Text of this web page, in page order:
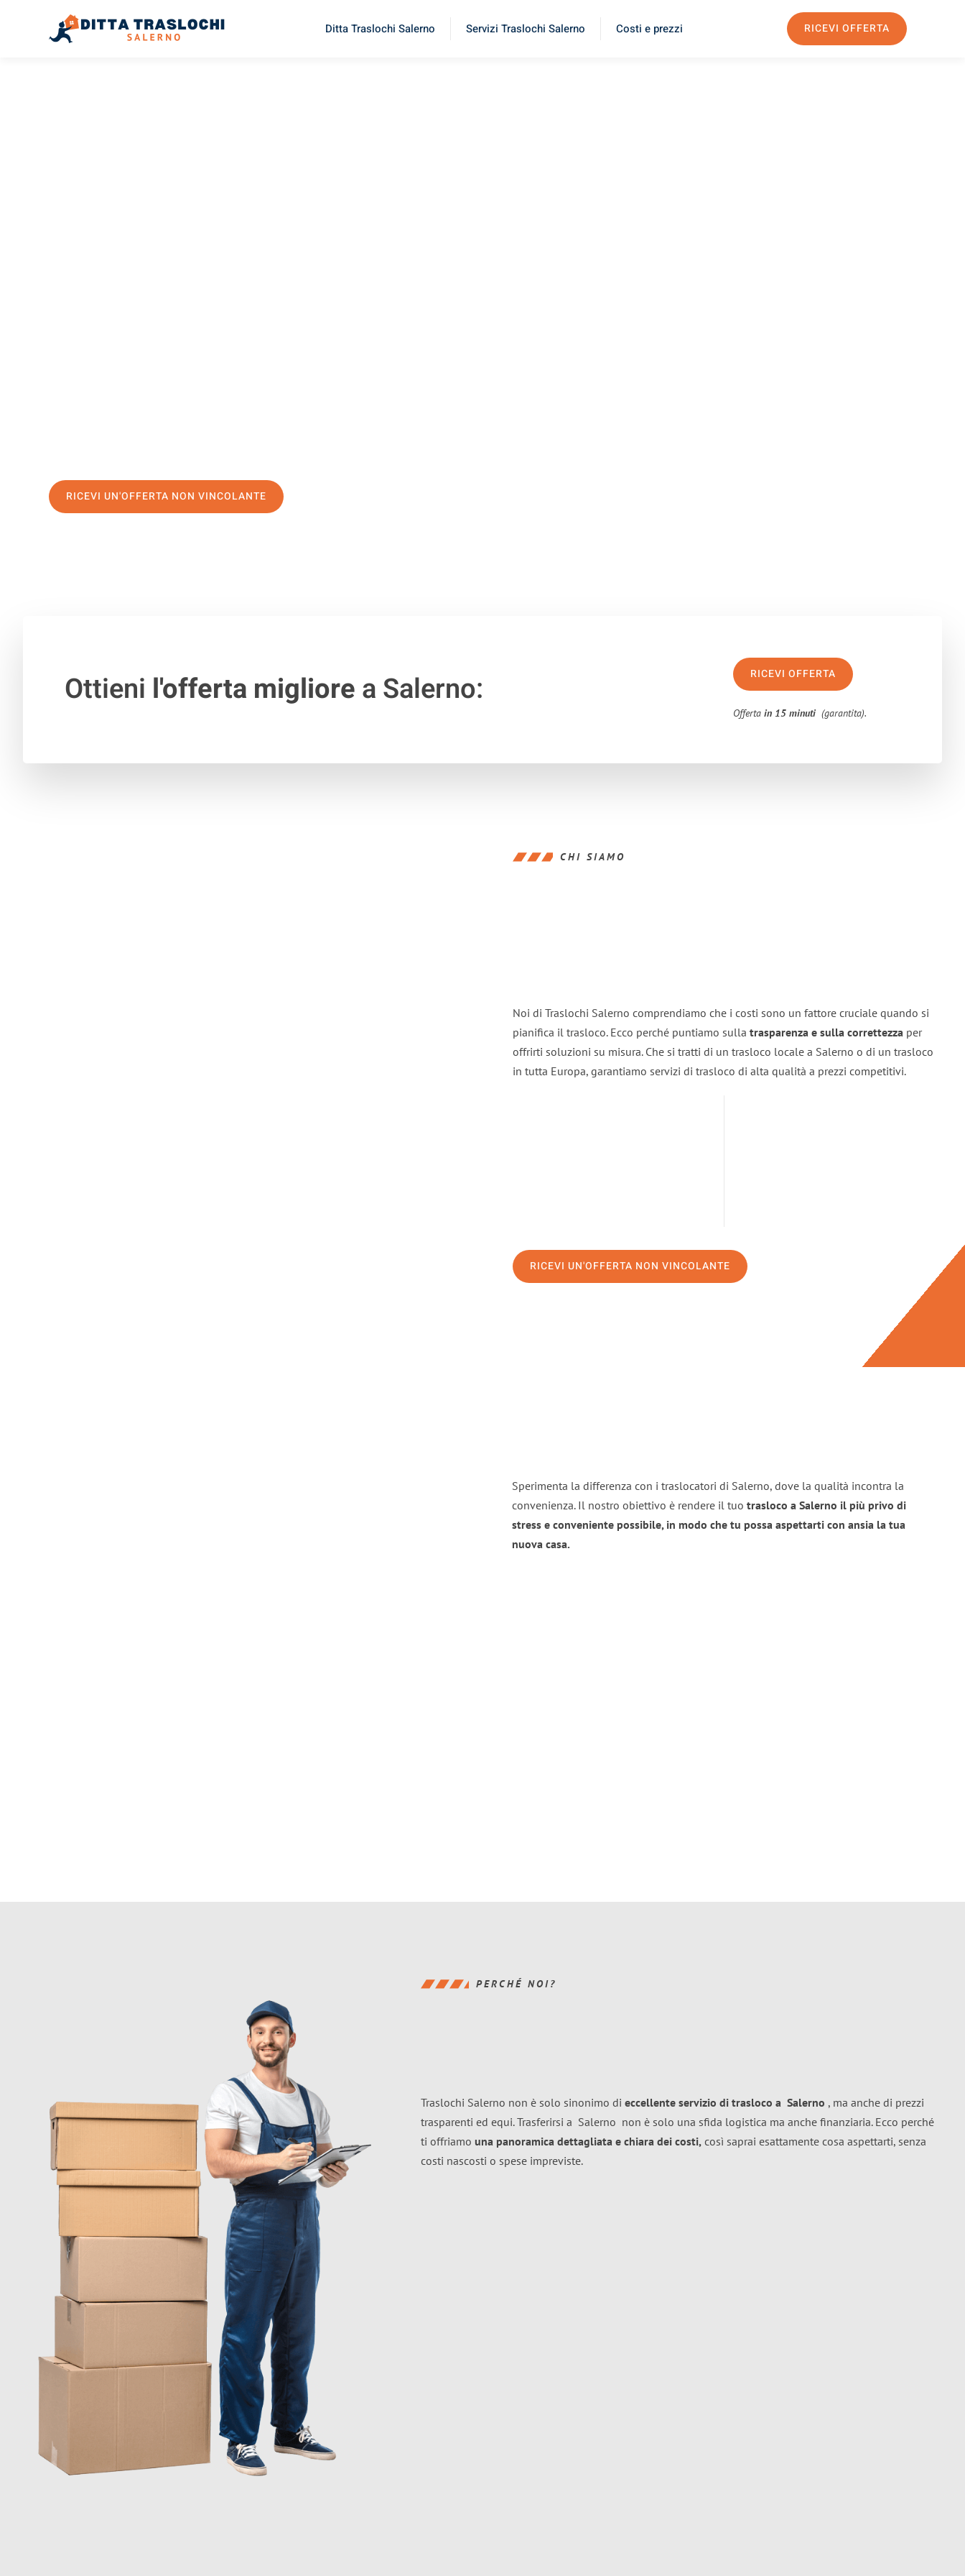
Ditta Traslochi Salerno Servizi Traslochi Salerno Costi e prezzi RICEVI OFFERTA
RICEVI UN'OFFERTA NON VINCOLANTE
Ottieni l'offerta migliorea Salerno: RICEVI OFFERTA
Offertain 15 minuti (garantita).
CHI SIAMO
Noi di Traslochi Salerno comprendiamo che i costi sono un fattore cruciale quando si
pianifica il trasloco. Ecco perché puntiamo sulla trasparenza e sulla correttezza per
offrirti soluzioni su misura. Che si tratti di un trasloco locale a Salerno o di un trasloco
in tutta Europa, garantiamo servizi di trasloco di alta qualità a prezzi competitivi.
RICEVI UN'OFFERTA NON VINCOLANTE
Sperimenta la differenza con i traslocatori di Salerno, dove la qualità incontra la
convenienza. Il nostro obiettivo è rendere il tuo trasloco a Salerno il più privo di
stress e conveniente possibile, in modo che tu possa aspettarti con ansia la tua
nuova casa.
PERCHÉ NOI?
Traslochi Salerno non è solo sinonimo di eccellente servizio di trasloco a Salerno , ma anche di prezzi
trasparenti ed equi. Trasferirsi a Salerno non è solo una sfida logistica ma anche finanziaria. Ecco perché
ti offriamo una panoramica dettagliata e chiara dei costi, così saprai esattamente cosa aspettarti, senza
costi nascosti o spese impreviste.